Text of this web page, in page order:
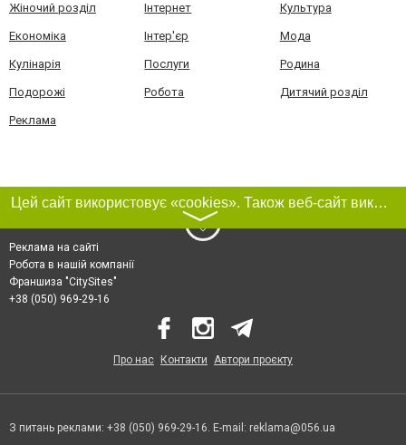
Жіночий розділ Інтернет Культура
Економіка Інтер'єр Мода
Кулінарія Послуги Родина
Подорожі Робота Дитячий розділ
Реклама
Цей сайт використовує «cookies». Також веб-сайт використовує інтернет-сервіс для збору технічних даних стосовно відвідувачів з метою отримання маркетингової та статистичної інформації. Умови обробки даних відвідувачів сайту див.
〉
Реклама на сайті
Робота в нашій компанії
Франшиза "CitySites"
+38 (050) 969-29-16
Про нас Контакти Автори проєкту
З питань реклами: +38 (050) 969-29-16. E-mail: reklama@056.ua